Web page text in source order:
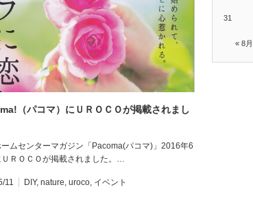
（パコマ）にＵＲＯＣＯが掲載されまし
ムセンターマガジン「Pacoma(パコマ)」2016年6
ＵＲＯＣＯが掲載されました。…
11 DIY, nature, uroco, イベント
« 8月
31